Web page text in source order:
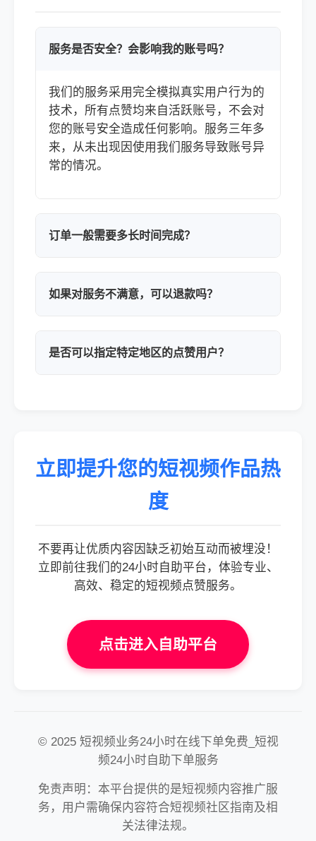
服务是否安全？会影响我的账号吗？
我们的服务采用完全模拟真实用户行为的
技术，所有点赞均来自活跃账号，不会对
您的账号安全造成任何影响。服务三年多
来，从未出现因使用我们服务导致账号异
常的情况。
订单一般需要多长时间完成？
如果对服务不满意，可以退款吗？
是否可以指定特定地区的点赞用户？
立即提升您的短视频作品热
度
不要再让优质内容因缺乏初始互动而被埋没！
立即前往我们的24小时自助平台，体验专业、
高效、稳定的短视频点赞服务。
点击进入自助平台
© 2025 短视频业务24小时在线下单免费_短视
频24小时自助下单服务
免责声明：本平台提供的是短视频内容推广服
务，用户需确保内容符合短视频社区指南及相
关法律法规。